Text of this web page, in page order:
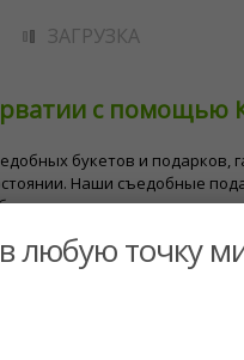
ЗАГРУЗКА
с помощью
букетов и
Наши съедобные
моментов.
в Хорватии
подарков на любой
любую точку